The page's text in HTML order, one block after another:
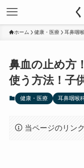
ホーム 健康・医療 耳鼻咽
鼻血の止め方
使う方法！子
健康・医療 耳鼻咽喉
当ページのリン